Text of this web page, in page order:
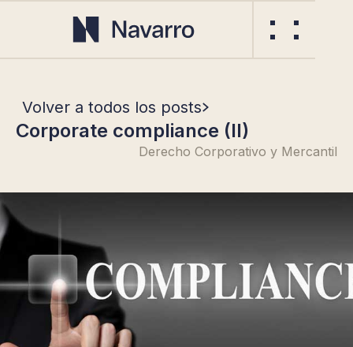
Volver a todos los posts
Corporate compliance (II)
Derecho Corporativo y Mercantil